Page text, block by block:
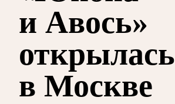
и Авось»
открылась
в Москве